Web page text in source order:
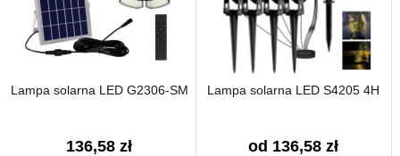
Lampa solarna LED G2306-SM
136,58 zł
Lampa solarna LED S4205 4H
od 136,58 zł